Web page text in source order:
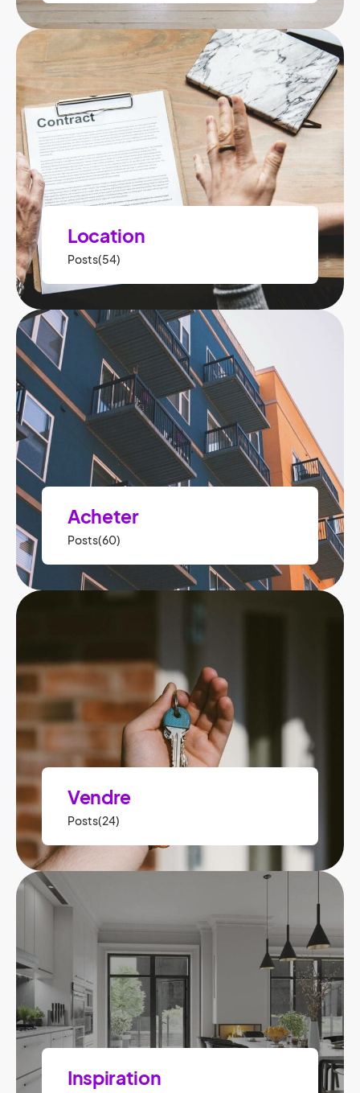
Location
Posts(54)
Acheter
Posts(60)
Vendre
Posts(24)
Inspiration